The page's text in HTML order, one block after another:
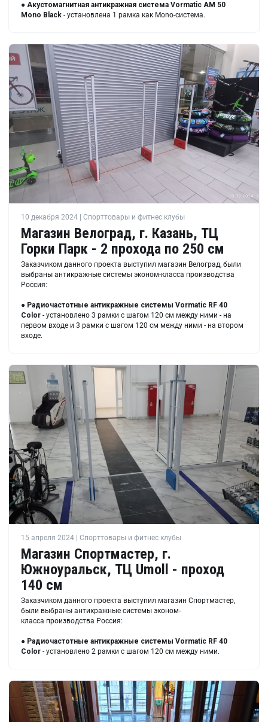
● Акустомагнитная антикражная система Vormatic AM 50
Mono Black - установлена 1 рамка как Mono-система.
10 декабря 2024 | Спорттовары и фитнес клубы
Магазин Велоград, г. Казань, ТЦ
Горки Парк - 2 прохода по 250 см
Заказчиком данного проекта выступил магазин Велоград, были
выбраны антикражные системы эконом-класса производства
Россия:
● Радиочастотные антикражные системы Vormatic RF 40
Color - установлено 3 рамки с шагом 120 см между ними - на
первом входе и 3 рамки с шагом 120 см между ними - на втором
входе.
15 апреля 2024 | Спорттовары и фитнес клубы
Магазин Спортмастер, г.
Южноуральск, ТЦ Umoll - проход
140 см
Заказчиком данного проекта выступил магазин Спортмастер,
были выбраны антикражные системы эконом-
класса производства Россия:
● Радиочастотные антикражные системы Vormatic RF 40
Color - установлено 2 рамки с шагом 120 см между ними.